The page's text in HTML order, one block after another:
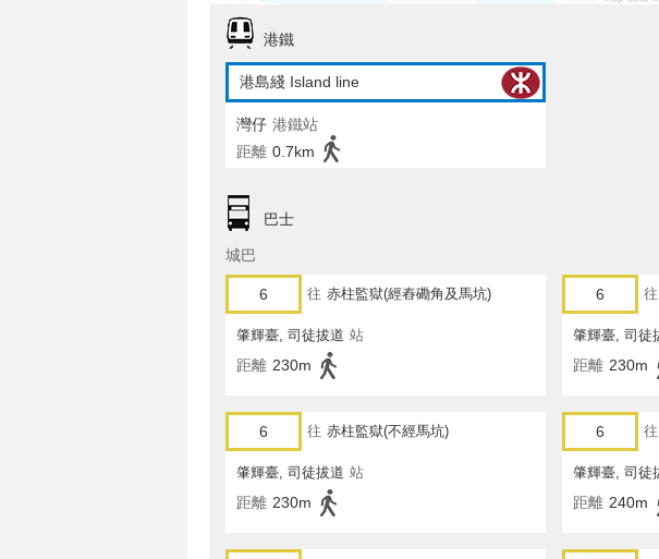
港鐵
港島綫 Island line
灣仔 港鐵站
距離 0.7km
巴士
城巴
6 往 赤柱監獄(經舂磡角及馬坑)
肇輝臺, 司徒拔道 站
距離 230m
6 往
肇輝臺, 司徒
距離 230m
6 往 赤柱監獄(不經馬坑)
肇輝臺, 司徒拔道 站
距離 230m
6 往
肇輝臺, 司徒
距離 240m